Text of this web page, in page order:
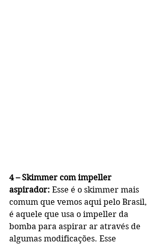
4 – Skimmer com impeller
aspirador: Esse é o skimmer mais
comum que vemos aqui pelo Brasil,
é aquele que usa o impeller da
bomba para aspirar ar através de
algumas modificações. Esse